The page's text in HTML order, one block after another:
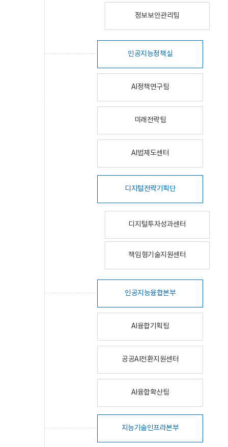
정보보안관리팀
인공지능정책실
AI정책연구팀
미래전략팀
AI법제도센터
디지털전략기획단
디지털투자성과센터
책임형기술지원센터
인공지능융합본부
AI융합기획팀
공공AI전환지원센터
AI융합확산팀
지능기술인프라본부